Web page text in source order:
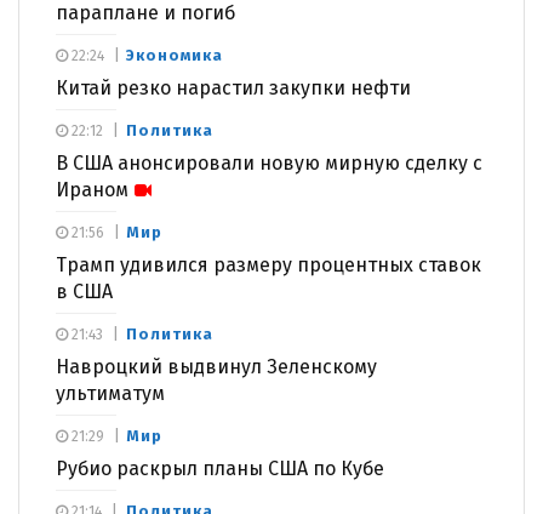
параплане и погиб
Экономика
Китай резко нарастил закупки нефти
22:24
Политика
В США анонсировали новую мирную сделку с
Ираном
22:12
Мир
Трамп удивился размеру процентных ставок
в США
21:56
Политика
Навроцкий выдвинул Зеленскому
ультиматум
21:43
Мир
Рубио раскрыл планы США по Кубе
21:29